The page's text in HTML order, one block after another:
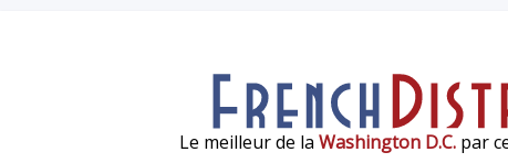
Le meilleur de la Washington D.C. par